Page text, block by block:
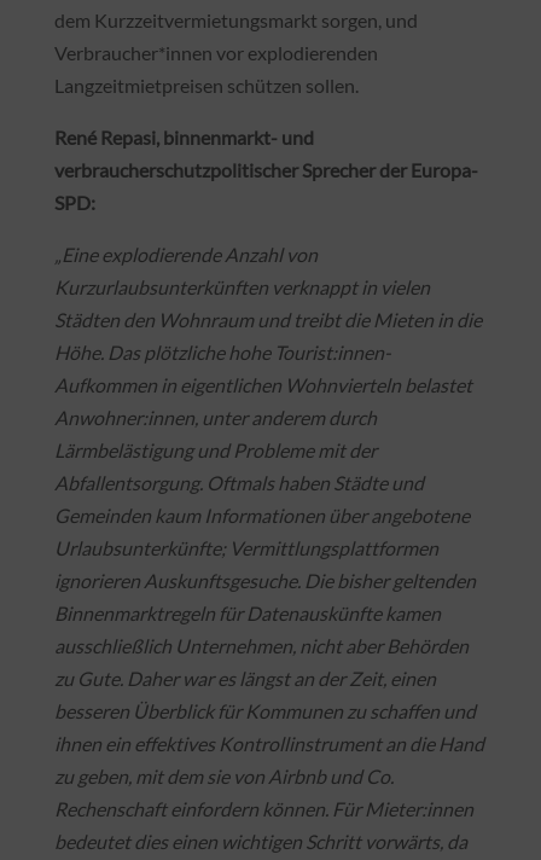
dem Kurzzeitvermietungsmarkt sorgen, und
Verbraucher*innen vor explodierenden
Langzeitmietpreisen schützen sollen.
René Repasi, binnenmarkt- und
verbraucherschutzpolitischer Sprecher der Europa-
SPD:
„Eine explodierende Anzahl von
Kurzurlaubsunterkünften verknappt in vielen
Städten den Wohnraum und treibt die Mieten in die
Höhe. Das plötzliche hohe Tourist:innen-
Aufkommen in eigentlichen Wohnvierteln belastet
Anwohner:innen, unter anderem durch
Lärmbelästigung und Probleme mit der
Abfallentsorgung. Oftmals haben Städte und
Gemeinden kaum Informationen über angebotene
Urlaubsunterkünfte; Vermittlungsplattformen
ignorieren Auskunftsgesuche. Die bisher geltenden
Binnenmarktregeln für Datenauskünfte kamen
ausschließlich Unternehmen, nicht aber Behörden
zu Gute. Daher war es längst an der Zeit, einen
besseren Überblick für Kommunen zu schaffen und
ihnen ein effektives Kontrollinstrument an die Hand
zu geben, mit dem sie von Airbnb und Co.
Rechenschaft einfordern können. Für Mieter:innen
bedeutet dies einen wichtigen Schritt vorwärts, da